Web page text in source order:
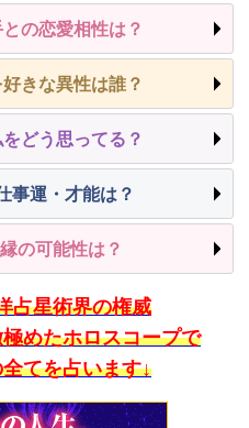
の恋愛相性は？
きな異性は誰？
どう思ってる？
事運・才能は？
の可能性は？
占星術界の権威
めたホロスコープで
てを占います↓